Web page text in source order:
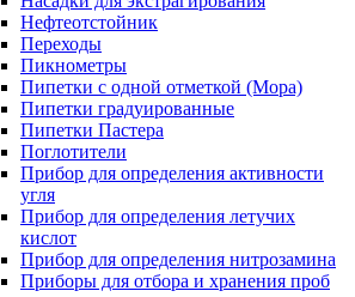
Нефтеотстойник
Переходы
Пикнометры
Пипетки с одной отметкой (Мора)
Пипетки градуированные
Пипетки Пастера
Поглотители
Прибор для определения активности
угля
Прибор для определения летучих
кислот
Прибор для определения нитрозамина
Приборы для отбора и хранения проб